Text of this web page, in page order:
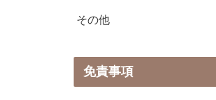
その他
免責事項